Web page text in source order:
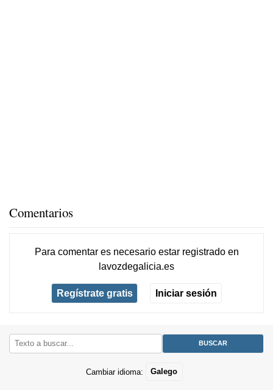
Comentarios
Para comentar es necesario estar registradoen
lavozdegalicia.es
Regístrate gratis Iniciar sesión
Cambiar idioma: Galego